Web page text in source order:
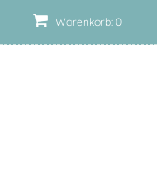
Warenkorb: 0